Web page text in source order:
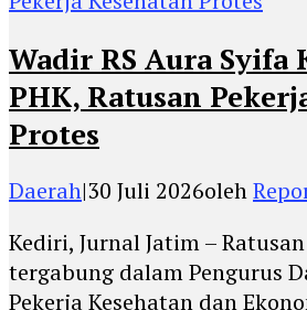
Wadir RS Aura Syifa
PHK, Ratusan
Protes
Daerah|30 Juli 2026oleh
Kediri, Jurnal Jatim –
tergabung dalam Pengurus
Pekerja Kesehatan dan